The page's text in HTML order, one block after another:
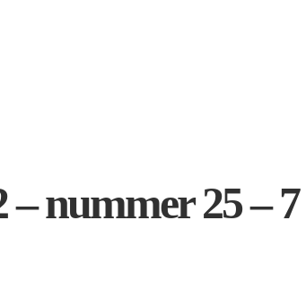
nummer 25 –